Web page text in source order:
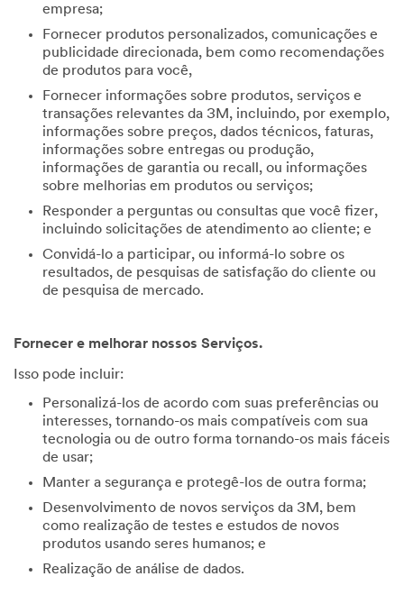
empresa;
Fornecer produtos personalizados, comunicações e
publicidade direcionada, bem como recomendações
de produtos para você,
Fornecer informações sobre produtos, serviços e
transações relevantes da 3M, incluindo, por exemplo,
informações sobre preços, dados técnicos, faturas,
informações sobre entregas ou produção,
informações de garantia ou recall, ou informações
sobre melhorias em produtos ou serviços;
Responder a perguntas ou consultas que você fizer,
incluindo solicitações de atendimento ao cliente; e
Convidá-lo a participar, ou informá-lo sobre os
resultados, de pesquisas de satisfação do cliente ou
de pesquisa de mercado.
Fornecer e melhorar nossos Serviços.
Isso pode incluir:
Personalizá-los de acordo com suas preferências ou
interesses, tornando-os mais compatíveis com sua
tecnologia ou de outro forma tornando-os mais fáceis
de usar;
Manter a segurança e protegê-los de outra forma;
Desenvolvimento de novos serviços da 3M, bem
como realização de testes e estudos de novos
produtos usando seres humanos; e
Realização de análise de dados.